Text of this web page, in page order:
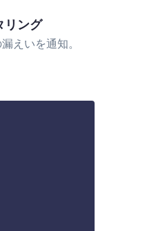
ング
えいを通知。